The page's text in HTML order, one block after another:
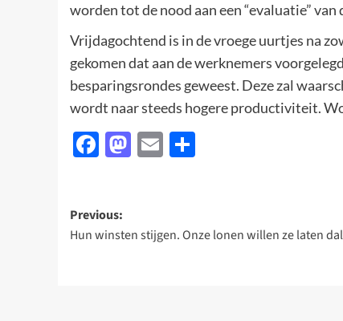
worden tot de nood aan een “evaluatie”
Vrijdagochtend is in de vroege uurtjes na
gekomen dat aan de werknemers
besparingsrondes geweest. Deze zal
wordt naar steeds hogere productiviteit.
Facebook
Mastodon
Email
Post
navigation
Previous:
Hun winsten stijgen. Onze lonen willen ze laten